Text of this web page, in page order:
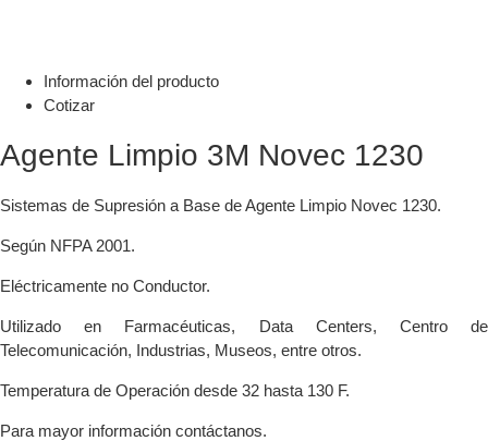
Información del producto
Cotizar
Agente Limpio 3M Novec 1230
Sistemas de Supresión a Base de Agente Limpio Novec 1230.
Según NFPA 2001.
Eléctricamente no Conductor.
Utilizado en Farmacéuticas, Data Centers, Centro de
Telecomunicación, Industrias, Museos, entre otros.
Temperatura de Operación desde 32 hasta 130 F.
Para mayor información contáctanos.